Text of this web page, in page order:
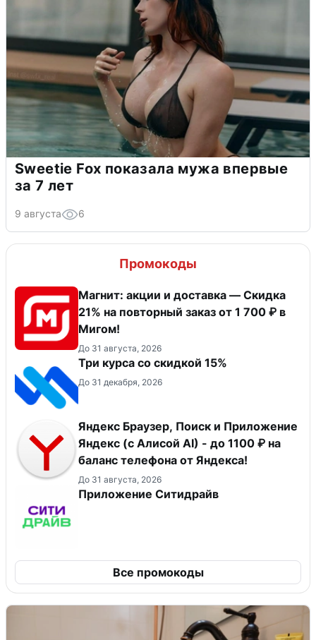
Sweetie Fox показала мужа впервые
за 7 лет
9 августа 6
Промокоды
Магнит: акции и доставка — Скидка
21% на повторный заказ от 1 700 ₽ в
Мигом!
До 31 августа, 2026
Три курса со скидкой 15%
До 31 декабря, 2026
Яндекс Браузер, Поиск и Приложение
Яндекс (с Алисой AI) - до 1100 ₽ на
баланс телефона от Яндекса!
До 31 августа, 2026
Приложение Ситидрайв
Все промокоды